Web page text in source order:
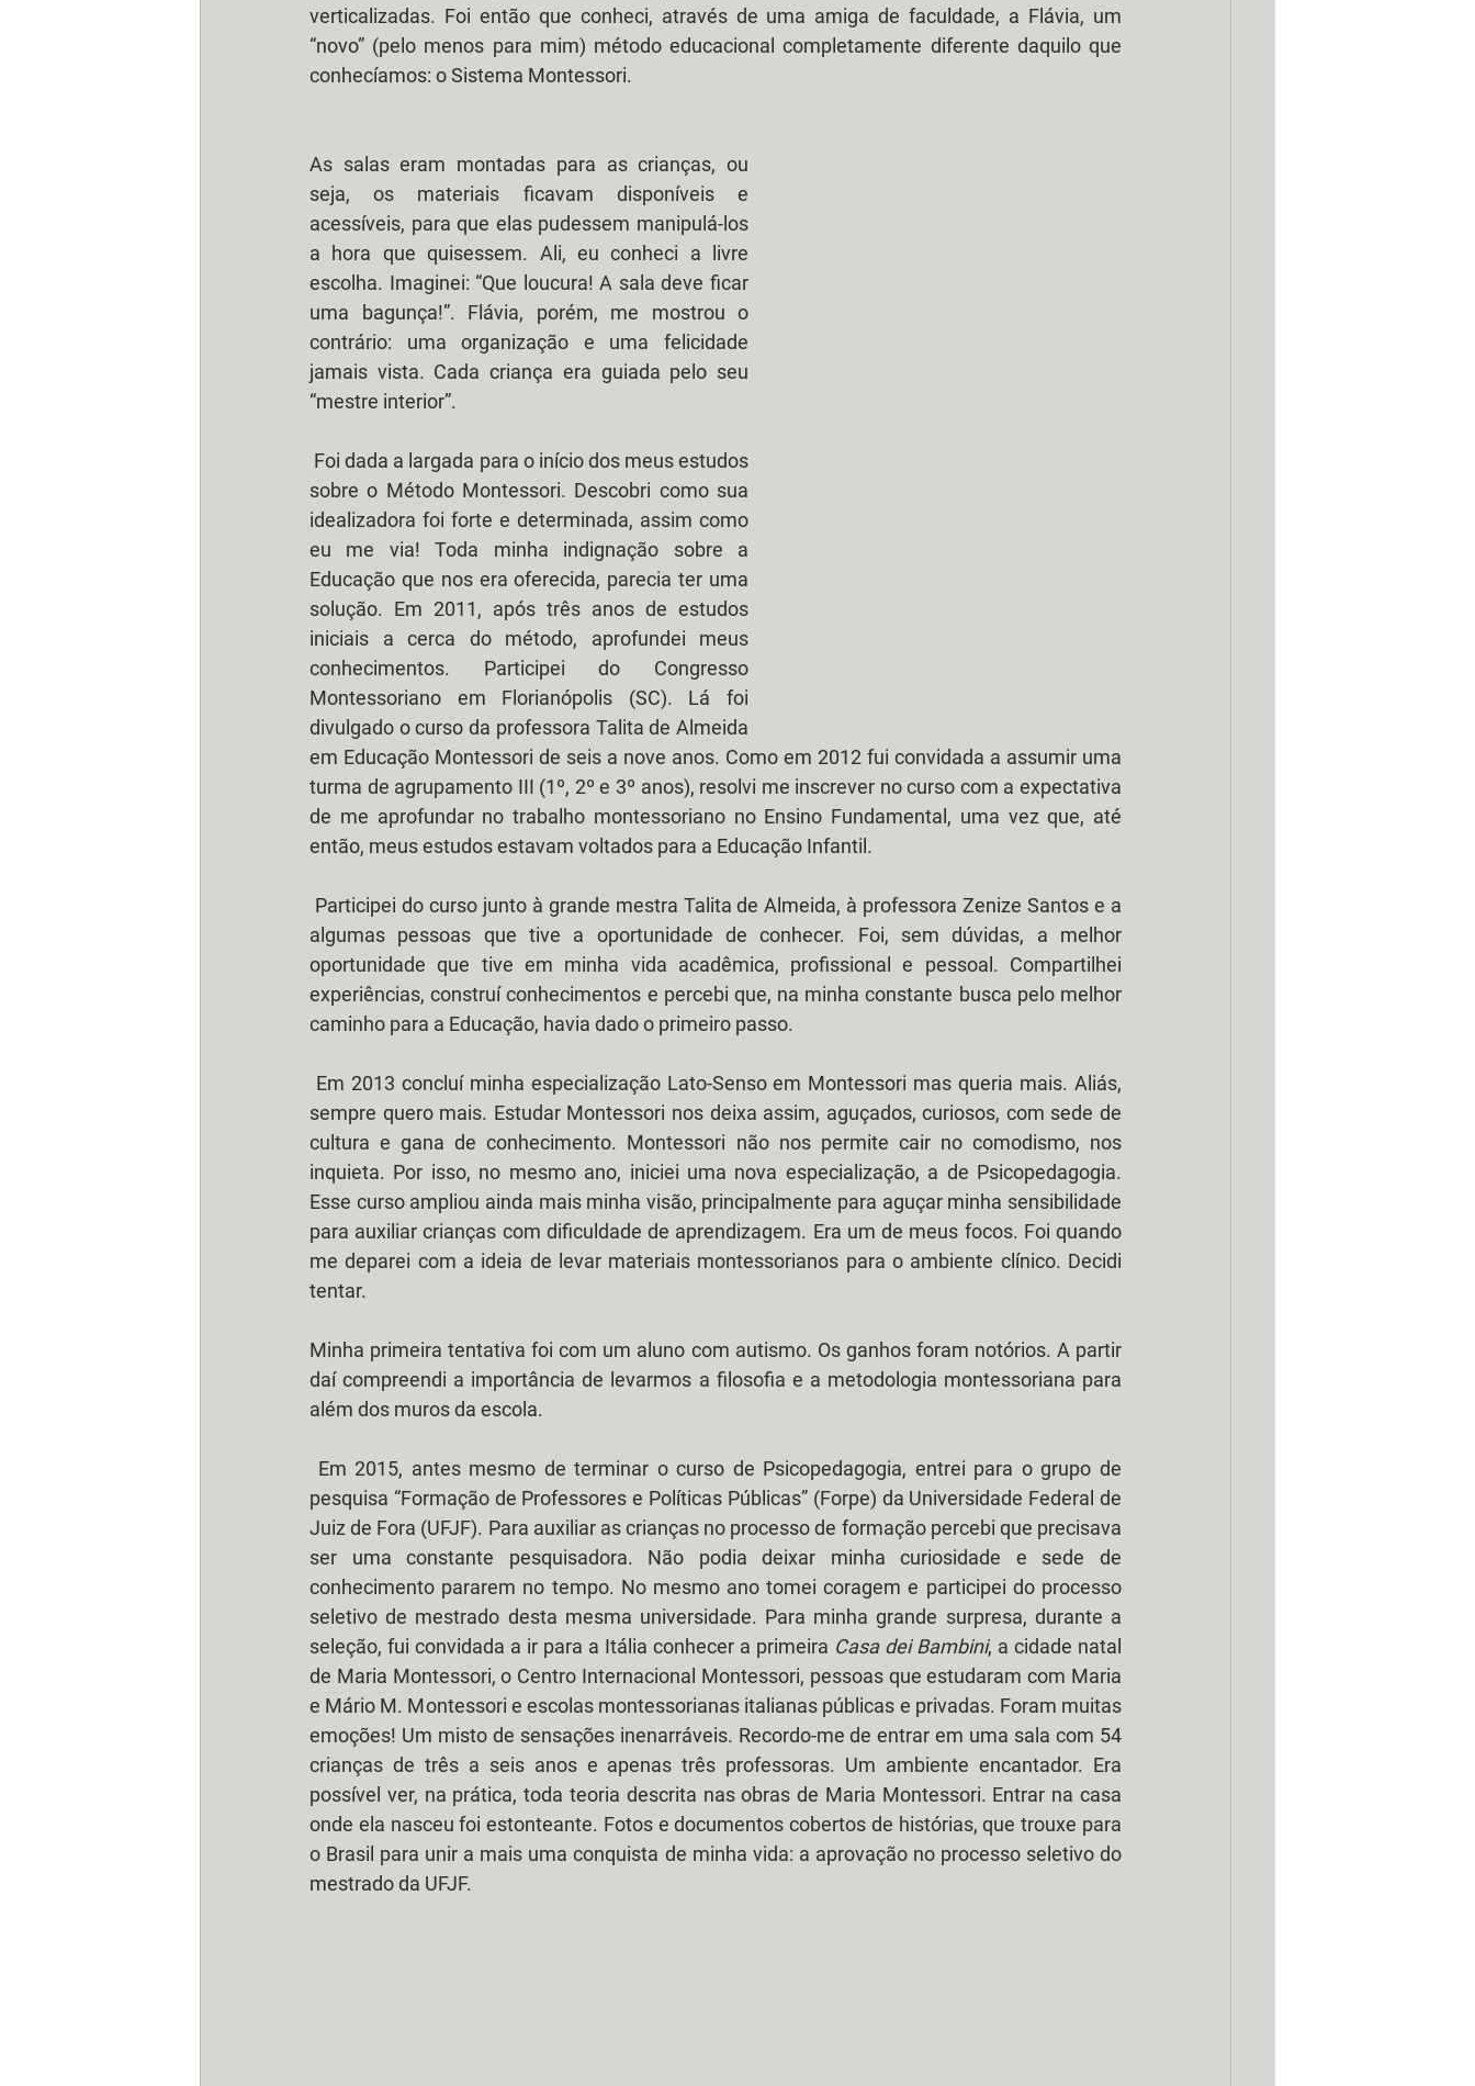
verticalizadas. Foi então que conheci, através de uma amiga de faculdade, a Flávia, um
“novo” (pelo menos para mim) método educacional completamente diferente daquilo que
conhecíamos: o Sistema Montessori.
As salas eram montadas para as crianças, ou
seja, os materiais ficavam disponíveis e
acessíveis, para que elas pudessem manipulá-los
a hora que quisessem. Ali, eu conheci a livre
escolha. Imaginei: “Que loucura! A sala deve ficar
uma bagunça!”. Flávia, porém, me mostrou o
contrário: uma organização e uma felicidade
jamais vista. Cada criança era guiada pelo seu
“mestre interior”.
sobre o Método Montessori. Descobri como sua
idealizadora foi forte e determinada, assim como
eu me via! Toda minha indignação sobre a
Educação que nos era oferecida, parecia ter uma
solução. Em 2011, após três anos de estudos
iniciais a cerca do método, aprofundei meus
conhecimentos. Participei do Congresso
Montessoriano em Florianópolis (SC). Lá foi
divulgado o curso da professora Talita de Almeida
em Educação Montessori de seis a nove anos. Como em 2012 fui convidada a assumir uma
turma de agrupamento III (1º, 2º e 3º anos), resolvi me inscrever no curso com a expectativa
de me aprofundar no trabalho montessoriano no Ensino Fundamental, uma vez que, até
então, meus estudos estavam voltados para a Educação Infantil.
algumas pessoas que tive a oportunidade de conhecer. Foi, sem dúvidas, a melhor
oportunidade que tive em minha vida acadêmica, profissional e pessoal. Compartilhei
experiências, construí conhecimentos e percebi que, na minha constante busca pelo melhor
caminho para a Educação, havia dado o primeiro passo.
sempre quero mais. Estudar Montessori nos deixa assim, aguçados, curiosos, com sede de
cultura e gana de conhecimento. Montessori não nos permite cair no comodismo, nos
inquieta. Por isso, no mesmo ano, iniciei uma nova especialização, a de Psicopedagogia.
Esse curso ampliou ainda mais minha visão, principalmente para aguçar minha sensibilidade
para auxiliar crianças com dificuldade de aprendizagem. Era um de meus focos. Foi quando
me deparei com a ideia de levar materiais montessorianos para o ambiente clínico. Decidi
tentar.
Minha primeira tentativa foi com um aluno com autismo. Os ganhos foram notórios. A partir
daí compreendi a importância de levarmos a filosofia e a metodologia montessoriana para
além dos muros da escola.
pesquisa “Formação de Professores e Políticas Públicas” (Forpe) da Universidade Federal de
Juiz de Fora (UFJF). Para auxiliar as crianças no processo de formação percebi que precisava
ser uma constante pesquisadora. Não podia deixar minha curiosidade e sede de
conhecimento pararem no tempo. No mesmo ano tomei coragem e participei do processo
seletivo de mestrado desta mesma universidade. Para minha grande surpresa, durante a
seleção, fui convidada a ir para a Itália conhecer a primeira Casa dei Bambini, a cidade natal
de Maria Montessori, o Centro Internacional Montessori, pessoas que estudaram com Maria
e Mário M. Montessori e escolas montessorianas italianas públicas e privadas. Foram muitas
emoções! Um misto de sensações inenarráveis. Recordo-me de entrar em uma sala com 54
crianças de três a seis anos e apenas três professoras. Um ambiente encantador. Era
possível ver, na prática, toda teoria descrita nas obras de Maria Montessori. Entrar na casa
onde ela nasceu foi estonteante. Fotos e documentos cobertos de histórias, que trouxe para
o Brasil para unir a mais uma conquista de minha vida: a aprovação no processo seletivo do
mestrado da UFJF.